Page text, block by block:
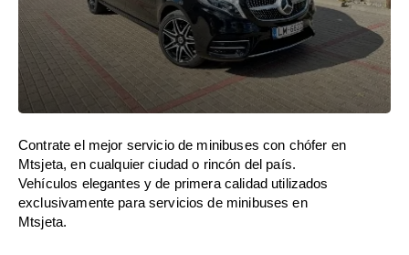
Contrate el mejor servicio de minibuses con chófer en
Mtsjeta, en cualquier ciudad o rincón del país.
Vehículos elegantes y de primera calidad utilizados
exclusivamente para servicios de minibuses en
Mtsjeta.